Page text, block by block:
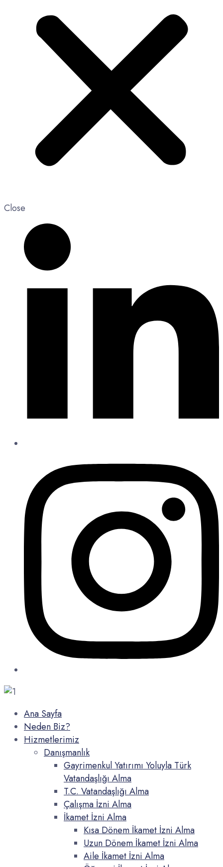
Close
Ana Sayfa
Neden Biz?
Hizmetlerimiz
Danışmanlık
Gayrimenkul Yatırımı Yoluyla Türk
Vatandaşlığı Alma
T.C. Vatandaşlığı Alma
Çalışma İzni Alma
İkamet İzni Alma
Kısa Dönem İkamet İzni Alma
Uzun Dönem İkamet İzni Alma
Aile İkamet İzni Alma